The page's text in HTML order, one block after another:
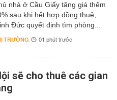
nhà ở Cầu Giấy tăng giá thêm
sau khi hết hợp đồng thuê,
Đức quyết định tìm phòng...
TRƯỜNG 01 phút trước
sẽ cho thuê các gian